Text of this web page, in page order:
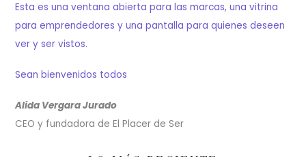
Esta es una ventana abierta para las marcas, una vitrina
para emprendedores y una pantalla para quienes deseen
ver y ser vistos.
Sean bienvenidos todos
Alida Vergara Jurado
CEO y fundadora de El Placer de Ser